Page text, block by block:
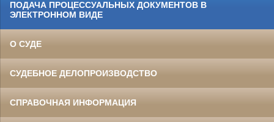
ПОДАЧА ПРОЦЕССУАЛЬНЫХ ДОКУМЕНТОВ В
ЭЛЕКТРОННОМ ВИДЕ
О СУДЕ
СУДЕБНОЕ ДЕЛОПРОИЗВОДСТВО
СПРАВОЧНАЯ ИНФОРМАЦИЯ